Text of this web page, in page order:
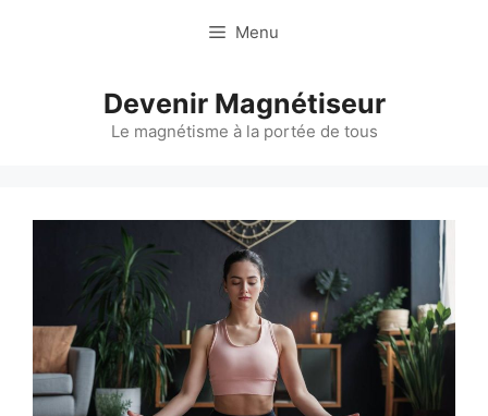
Menu
Devenir Magnétiseur
Le magnétisme à la portée de tous